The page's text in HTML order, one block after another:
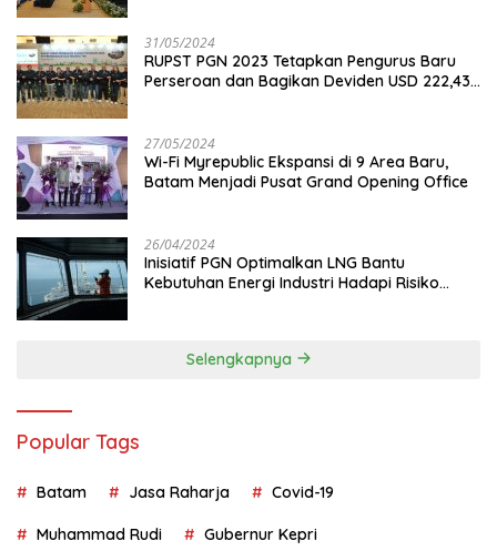
31/05/2024
RUPST PGN 2023 Tetapkan Pengurus Baru
Perseroan dan Bagikan Deviden USD 222,43
27/05/2024
Wi-Fi Myrepublic Ekspansi di 9 Area Baru,
Batam Menjadi Pusat Grand Opening Office
26/04/2024
Inisiatif PGN Optimalkan LNG Bantu
Kebutuhan Energi Industri Hadapi Risiko
Selengkapnya
Popular Tags
Batam Jasa Raharja Covid-19
Muhammad Rudi Gubernur Kepri